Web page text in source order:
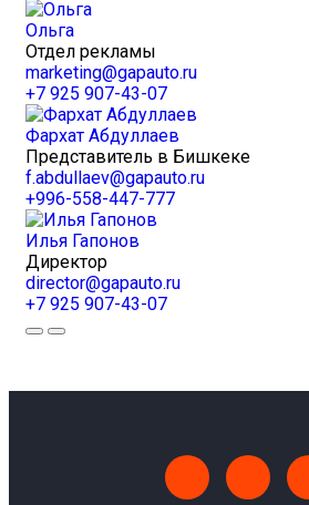
Ольга
Отдел рекламы
marketing@gapauto.ru
+7 925 907-43-07
Фархат Абдуллаев
Представитель в Бишкеке
f.abdullaev@gapauto.ru
+996-558-447-777
Илья Гапонов
Директор
director@gapauto.ru
+7 925 907-43-07